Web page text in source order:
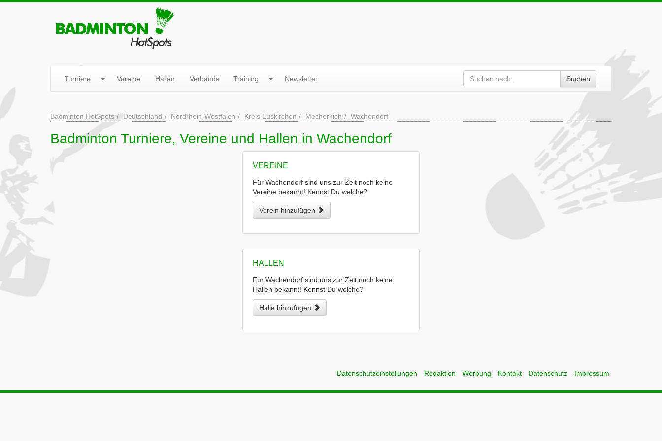
Turniere Vereine Hallen Verbände Training Newsletter Suchen
Badminton HotSpots Deutschland Nordrhein-Westfalen Kreis Euskirchen Mechernich Wachendorf
Badminton Turniere, Vereine und Hallen in Wachendorf
VEREINE
Für Wachendorf sind uns zur Zeit noch keine
Vereine bekannt! Kennst Du welche?
Verein hinzufügen
HALLEN
Für Wachendorf sind uns zur Zeit noch keine
Hallen bekannt! Kennst Du welche?
Halle hinzufügen
Datenschutzeinstellungen Redaktion Werbung Kontakt Datenschutz Impressum